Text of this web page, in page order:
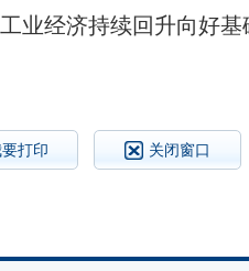
业经济持续回升向好基
打印 关闭窗口